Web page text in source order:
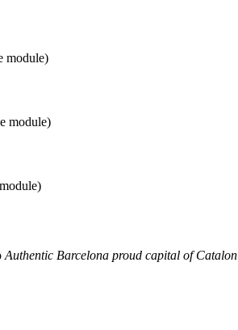
module)
module)
Authentic Barcelona proud capital of